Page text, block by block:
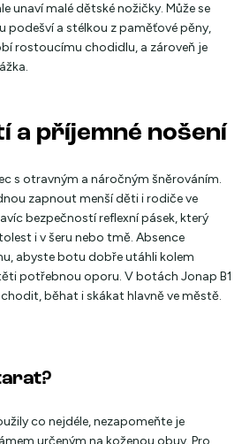
unaví malé dětské nožičky. Může se
a stélkou z paměťové pěny,
rostoucímu chodidlu, a zároveň je
a příjemné nošení
s otravným a náročným šněrováním.
zapnout menší děti i rodiče ve
bezpečností reflexní pásek, který
i v šeru nebo tmě. Absence
abyste botu dobře utáhli kolem
potřebnou oporu. V botách Jonap B1
běhat i skákat hlavně ve městě.
co nejdéle, nezapomeňte je
určeným na koženou obuv. Pro